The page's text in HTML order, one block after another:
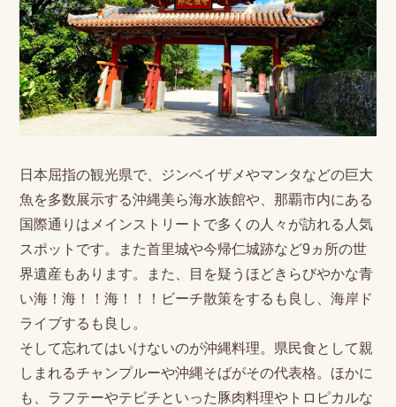
日本屈指の観光県で、ジンベイザメやマンタなどの巨大
魚を多数展示する沖縄美ら海水族館や、那覇市内にある
国際通りはメインストリートで多くの人々が訪れる人気
スポットです。また首里城や今帰仁城跡など9ヵ所の世
界遺産もあります。また、目を疑うほどきらびやかな青
い海！海！！海！！！ビーチ散策をするも良し、海岸ド
ライブするも良し。
そして忘れてはいけないのが沖縄料理。県民食として親
しまれるチャンプルーや沖縄そばがその代表格。ほかに
も、ラフテーやテビチといった豚肉料理やトロピカルな